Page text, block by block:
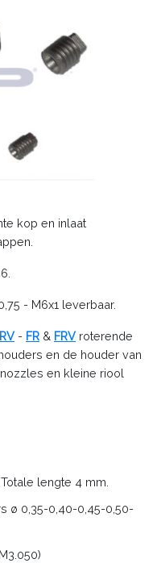
kop en inlaat
- M6x1 leverbaar.
RV- FR & FRVroterende
en de houder van
en kleine riool
lengte 4 mm.
ø 0,35-0,40-0,45-0,50-